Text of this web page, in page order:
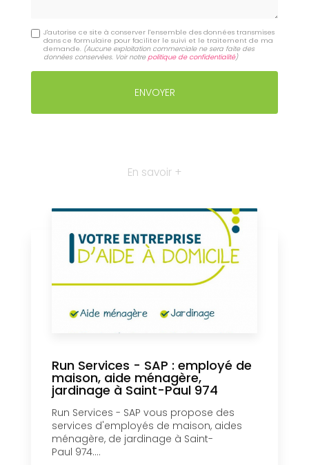
J'autorise ce site à conserver l'ensemble des données transmises
dans ce formulaire pour faciliter le suivi et le traitement de ma
demande. (Aucune exploitation commerciale ne sera faite des
données conservées. Voir notrepolitique de confidentialité)
En savoir +
Run Services - SAP : employé de
maison, aide ménagère,
jardinage à Saint-Paul 974
Run Services - SAP vous propose des
services d'employés de maison, aides
ménagère, de jardinage à Saint-
Paul 974....